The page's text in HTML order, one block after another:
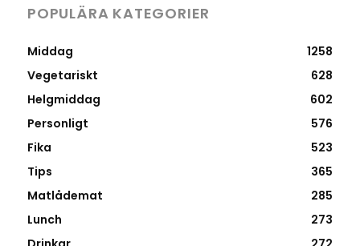
POPULÄRA KATEGORIER
Middag
1258
Vegetariskt
628
Helgmiddag
602
Personligt
576
Fika
523
Tips
365
Matlådemat
285
Lunch
273